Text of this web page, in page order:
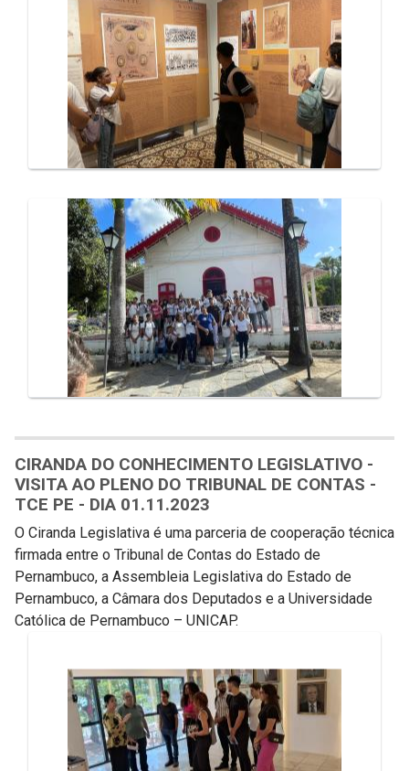
CIRANDA DO CONHECIMENTO LEGISLATIVO -
VISITA AO PLENO DO TRIBUNAL DE CONTAS -
TCE PE - DIA 01.11.2023
O Ciranda Legislativa é uma parceria de cooperação técnica
firmada entre o Tribunal de Contas do Estado de
Pernambuco, a Assembleia Legislativa do Estado de
Pernambuco, a Câmara dos Deputados e a Universidade
Católica de Pernambuco – UNICAP.